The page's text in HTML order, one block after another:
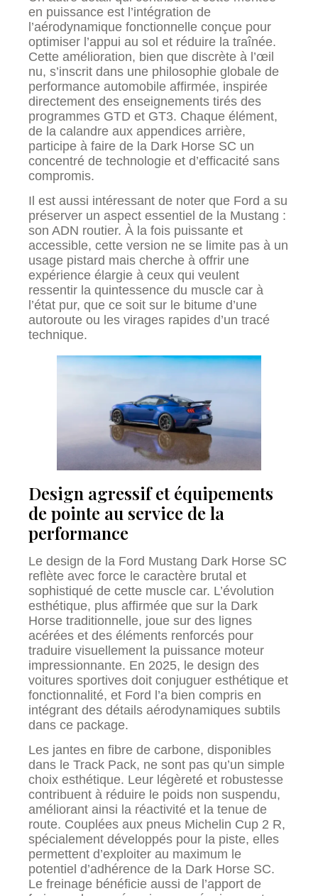
en puissance est l’intégration de
l’aérodynamique fonctionnelle conçue pour
optimiser l’appui au sol et réduire la traînée.
Cette amélioration, bien que discrète à l’œil
nu, s’inscrit dans une philosophie globale de
performance automobile affirmée, inspirée
directement des enseignements tirés des
programmes GTD et GT3. Chaque élément,
de la calandre aux appendices arrière,
participe à faire de la Dark Horse SC un
concentré de technologie et d’efficacité sans
compromis.
Il est aussi intéressant de noter que Ford a su
préserver un aspect essentiel de la Mustang :
son ADN routier. À la fois puissante et
accessible, cette version ne se limite pas à un
usage pistard mais cherche à offrir une
expérience élargie à ceux qui veulent
ressentir la quintessence du muscle car à
l’état pur, que ce soit sur le bitume d’une
autoroute ou les virages rapides d’un tracé
technique.
Design agressif et équipements
de pointe au service de la
performance
Le design de la Ford Mustang Dark Horse SC
reflète avec force le caractère brutal et
sophistiqué de cette muscle car. L’évolution
esthétique, plus affirmée que sur la Dark
Horse traditionnelle, joue sur des lignes
acérées et des éléments renforcés pour
traduire visuellement la puissance moteur
impressionnante. En 2025, le design des
voitures sportives doit conjuguer esthétique et
fonctionnalité, et Ford l’a bien compris en
intégrant des détails aérodynamiques subtils
dans ce package.
Les jantes en fibre de carbone, disponibles
dans le Track Pack, ne sont pas qu’un simple
choix esthétique. Leur légèreté et robustesse
contribuent à réduire le poids non suspendu,
améliorant ainsi la réactivité et la tenue de
route. Couplées aux pneus Michelin Cup 2 R,
spécialement développés pour la piste, elles
permettent d’exploiter au maximum le
potentiel d’adhérence de la Dark Horse SC.
Le freinage bénéficie aussi de l’apport de